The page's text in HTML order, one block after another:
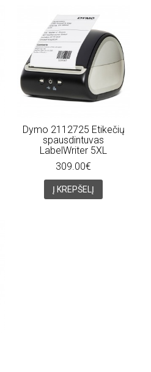
Dymo 2112725 Etikečių
spausdintuvas
LabelWriter 5XL
309.00€
Į KREPŠELĮ